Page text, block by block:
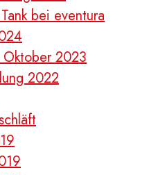
bei eventura
Oktober 2023
2022